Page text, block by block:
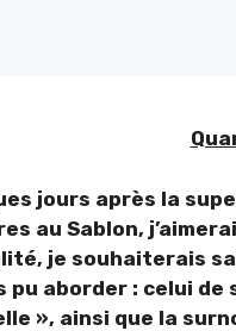
jours après la
au Sablon,
je souhaiterais
pu aborder : celui
», ainsi que la